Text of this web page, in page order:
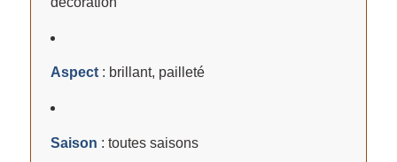
Aspect: brillant, pailleté
Saison : toutes saisons